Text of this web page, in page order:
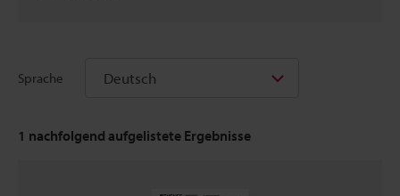
Sprache Deutsch
1 nachfolgend aufgelistete Ergebnisse